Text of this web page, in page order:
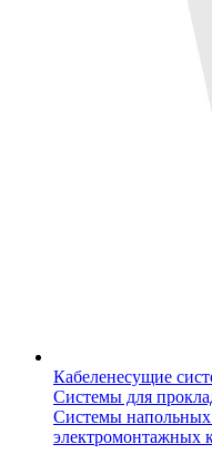
Кабеленесущие
Системы для
Системы
электромонтажных